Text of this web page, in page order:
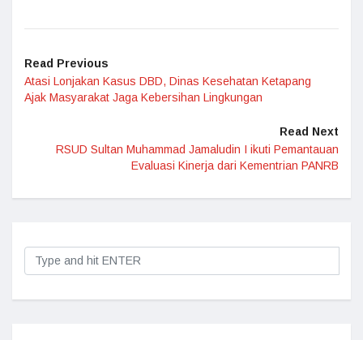
Read Previous
Atasi Lonjakan Kasus DBD, Dinas Kesehatan Ketapang
Ajak Masyarakat Jaga Kebersihan Lingkungan
Read Next
RSUD Sultan Muhammad Jamaludin I ikuti Pemantauan
Evaluasi Kinerja dari Kementrian PANRB